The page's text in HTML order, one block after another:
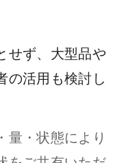
せず、大型品や
の活用も検討し
量・状態により